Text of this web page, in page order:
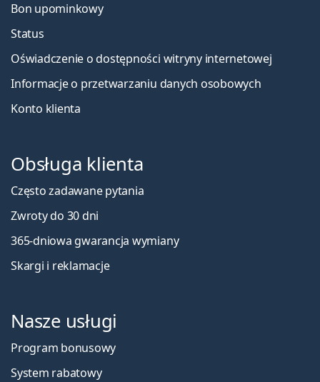
Bon upominkowy
Status
Oświadczenie o dostępności witryny internetowej
Informacje o przetwarzaniu danych osobowych
Konto klienta
Obsługa klienta
Często zadawane pytania
Zwroty do 30 dni
365-dniowa gwarancja wymiany
Skargi i reklamacje
Nasze usługi
Program bonusowy
System rabatowy